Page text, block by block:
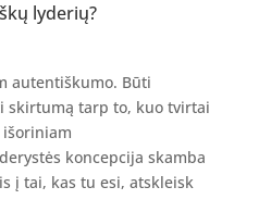
lyderių?
autentiškumo. Būti
tarp to, kuo tvirtai
koncepcija skamba
į tai, kas tu esi, atskleisk